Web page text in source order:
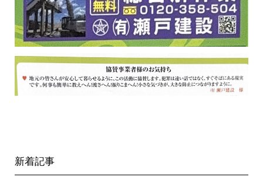
新着記事